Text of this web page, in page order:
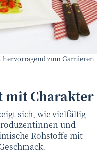
hervorragend zum Garnieren
mit Charakter
sich, wie vielfältig
und
Rohstoffe mit